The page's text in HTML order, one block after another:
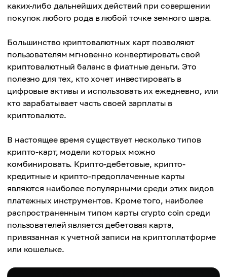
каких-либо дальнейших действий при совершении
покупок любого рода в любой точке земного шара.
Большинство криптовалютных карт позволяют
пользователям мгновенно конвертировать свой
криптовалютный баланс в фиатные деньги. Это
полезно для тех, кто хочет инвестировать в
цифровые активы и использовать их ежедневно, или
кто зарабатывает часть своей зарплаты в
криптовалюте.
В настоящее время существует несколько типов
крипто-карт, модели которых можно
комбинировать. Крипто-дебетовые, крипто-
кредитные и крипто-предоплаченные карты
являются наиболее популярными среди этих видов
платежных инструментов. Кроме того, наиболее
распространенным типом карты crypto coin среди
пользователей является дебетовая карта,
привязанная к учетной записи на криптоплатформе
или кошельке.